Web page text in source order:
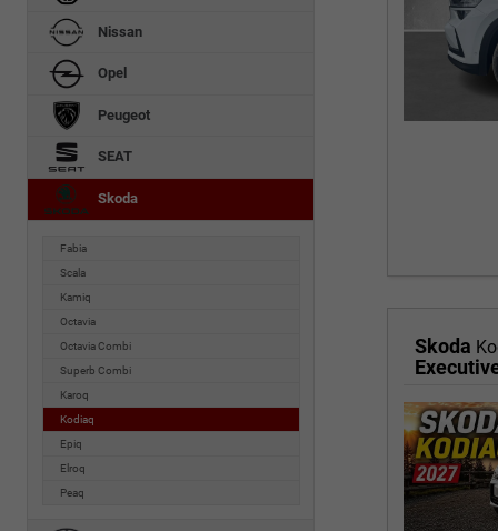
Skoda
Nissan
Opel
Peugeot
SEAT
Skoda
Fabia
Scala
Kamiq
Octavia
Octavia Combi
Superb Combi
Karoq
Kodiaq
Epiq
Elroq
Peaq